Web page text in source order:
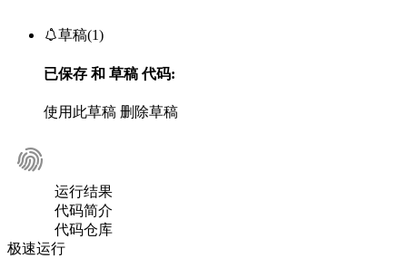
草稿(1)
已保存 和 草稿代码:
使用此草稿 删除草稿
运行结果
代码简介
代码仓库
极速运行